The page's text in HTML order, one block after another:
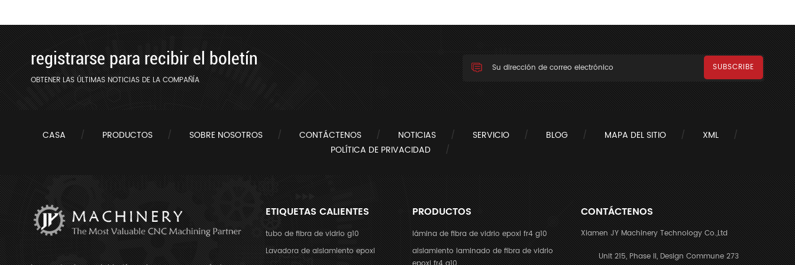
registrarse para recibir el boletín
OBTENER LAS ÚLTIMAS NOTICIAS DE LA COMPAÑÍA
CASA PRODUCTOS SOBRE NOSOTROS CONTÁCTENOS NOTICIAS SERVICIO BLOG MAPA DEL SITIO
XML
POLÍTICA DE PRIVACIDAD
ETIQUETAS CALIENTES
tubo de fibra de vidrio g10
Lavadora de aislamiento epoxi
PRODUCTOS
lámina de fibra de vidrio epoxi fr4 g10
aislamiento laminado de fibra de vidrio
CONTÁCTENOS
Xiamen JY Machinery Technology Co.,Ltd
Unit 215, Phase II, Design Commune 273